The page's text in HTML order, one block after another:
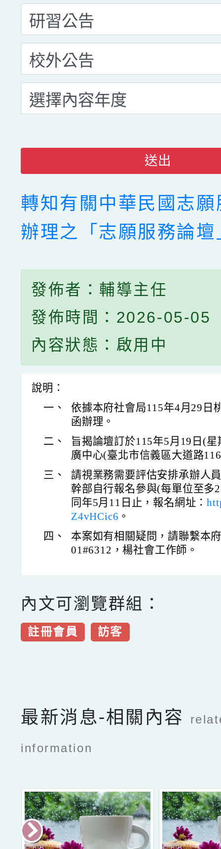
送出
轉知有關中華民國志
辦理之「志願服務論壇
發佈者：輔導主任
發佈時間：2026-05-05
內容狀態：啟用中
說明：
一、
依據本府社會局115年4月29日
函辦理。
二、
旨揭論壇訂於115年5月19日(
廣中心(臺北市信義區大道路
三、
請視業務需要評估安排承辦人
幹部自行報名參與(每單位至多
同年5月11日止，報名網址：
Z4vHCic6 。
四、
本案如有相關疑問，請聯繫本
01#6312，楊社會工作師。
內文可瀏覽群組：
註冊會員 訪客
最新消息-相關內容
information